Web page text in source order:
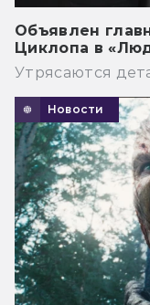
Объявлен
Циклопа в
Утрясаются
Новости